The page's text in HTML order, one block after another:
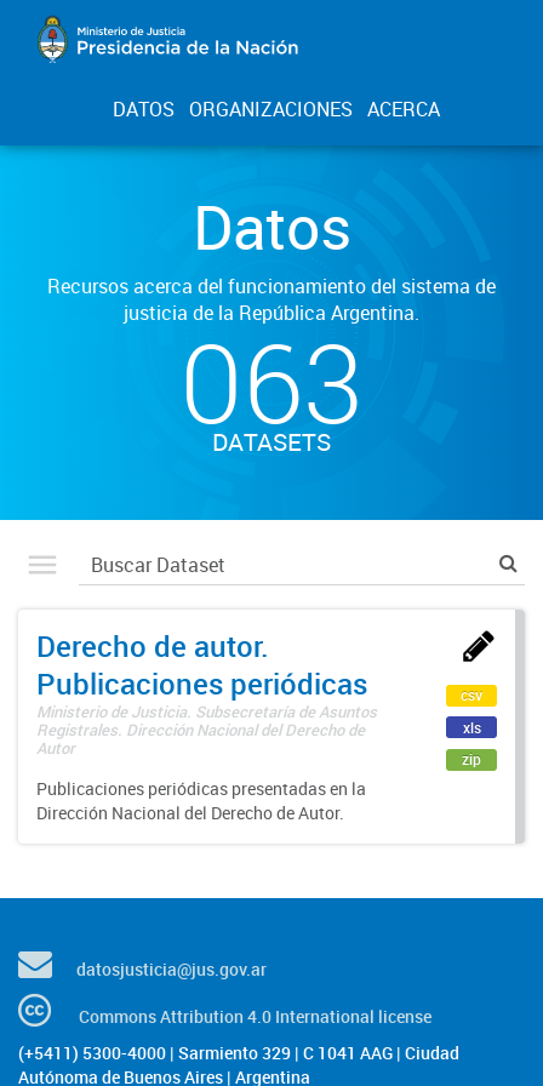
DATOS ORGANIZACIONES ACERCA
Datos
Recursos acerca del funcionamiento del sistema de
justicia de la República Argentina.
063
DATASETS
Derecho de autor.
Publicaciones periódicas
Ministerio de Justicia. Subsecretaría de Asuntos
Registrales. Dirección Nacional del Derecho de
Autor
Publicaciones periódicas presentadas en la
Dirección Nacional del Derecho de Autor.
csv
xls
zip
datosjusticia@jus.gov.ar
Commons Attribution 4.0 International license
(+5411) 5300-4000 | Sarmiento 329 | C 1041 AAG | Ciudad
Autónoma de Buenos Aires | Argentina